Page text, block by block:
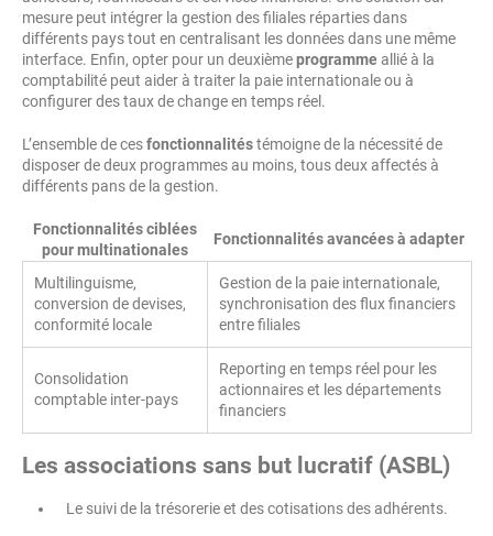
mesure peut intégrer la gestion des filiales réparties dans
différents pays tout en centralisant les données dans une même
interface. Enfin, opter pour un deuxièmeprogrammeallié à la
comptabilité peut aider à traiter la paie internationale ou à
configurer des taux de change en temps réel.
L’ensemble de cesfonctionnalitéstémoigne de la nécessité de
disposer de deux programmes au moins, tous deux affectés à
différents pans de la gestion.
Fonctionnalités ciblées
pour multinationales
Fonctionnalités avancées à adapter
Multilinguisme,
conversion de devises,
conformité locale
Gestion de la paie internationale,
synchronisation des flux financiers
entre filiales
Consolidation
comptable inter-pays
Reporting en temps réel pour les
actionnaires et les départements
financiers
Les associations sans but lucratif (ASBL)
Le suivi de la trésorerie et des cotisations des adhérents.